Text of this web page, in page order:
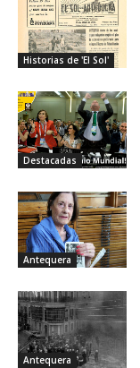
Historias de 'El Sol'
Destacadas
Antequera
Antequera